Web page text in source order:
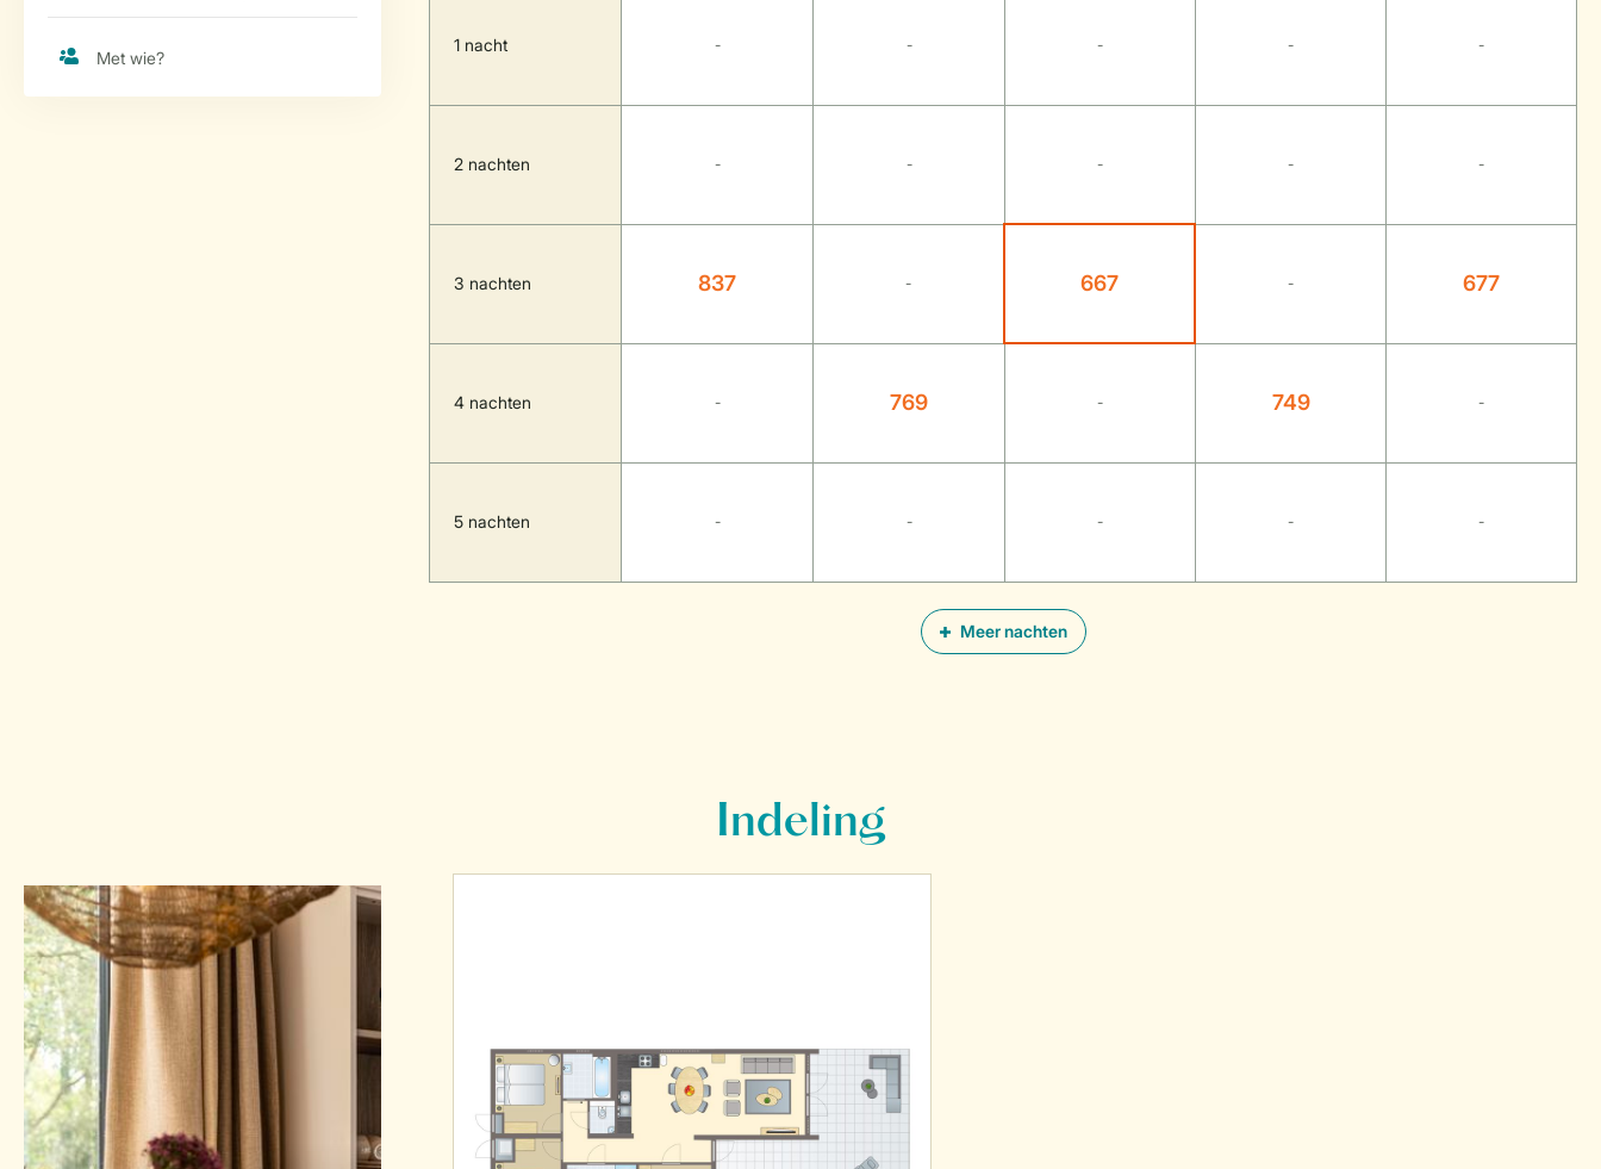
Meer nachten
1 nacht - - - - -
2 nachten - - - - -
3 nachten 837 - 667 - 677
4 nachten - 769 - 749 -
5 nachten - - - - -
Indeling